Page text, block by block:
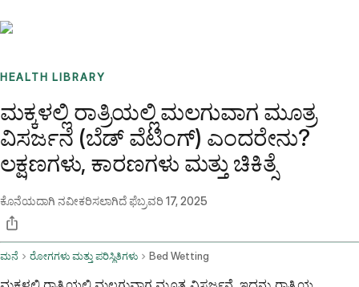
HEALTH LIBRARY
ಮಕ್ಕಳಲ್ಲಿ ರಾತ್ರಿಯಲ್ಲಿ ಮಲಗುವಾಗ ಮೂತ್ರ
ವಿಸರ್ಜನೆ (ಬೆಡ್ ವೆಟಿಂಗ್) ಎಂದರೇನು?
ಲಕ್ಷಣಗಳು, ಕಾರಣಗಳು ಮತ್ತು ಚಿಕಿತ್ಸೆ
ಕೊನೆಯದಾಗಿ ನವೀಕರಿಸಲಾಗಿದೆಫೆಬ್ರವರಿ 17, 2025
ಮನೆ ರೋಗಗಳು ಮತ್ತು ಪರಿಸ್ಥಿತಿಗಳು Bed Wetting